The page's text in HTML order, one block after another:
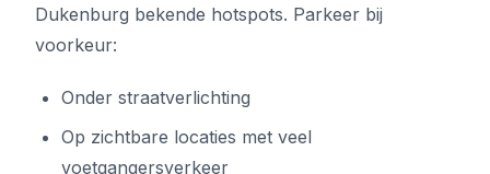
Dukenburg bekende hotspots. Parkeer bij
voorkeur:
Onder straatverlichting
Op zichtbare locaties met veel
voetgangersverkeer